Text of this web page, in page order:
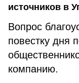
источников в
Вопрос
повестку дня
компанию.